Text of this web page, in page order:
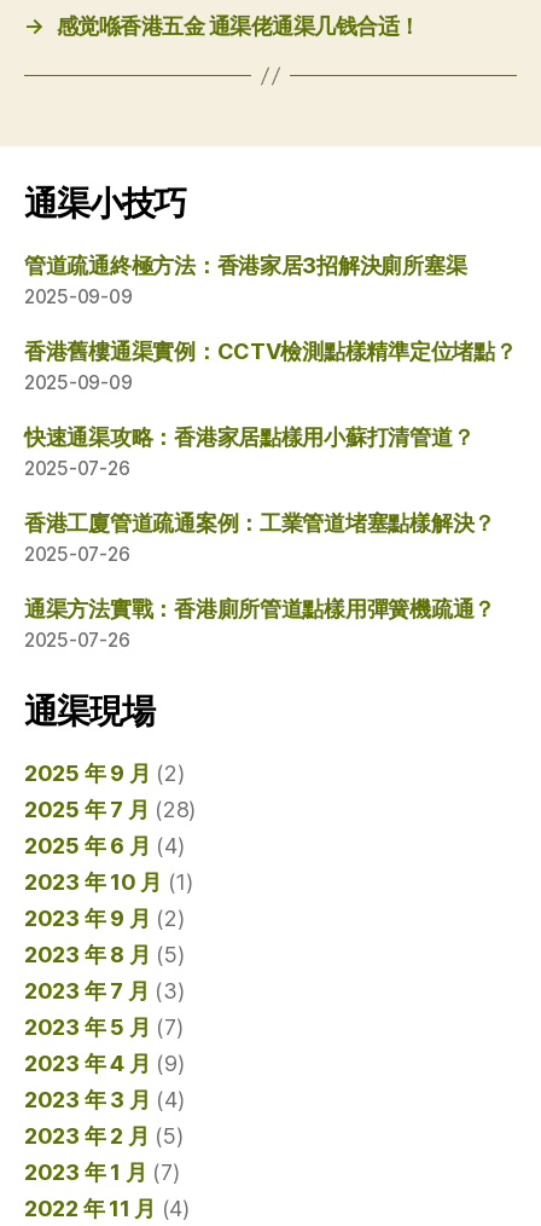
→ 感觉喺香港五金 通渠佬通渠几钱合适！
通渠小技巧
管道疏通終極方法：香港家居3招解決廁所塞渠
2025-09-09
香港舊樓通渠實例：CCTV檢測點樣精準定位堵點？
2025-09-09
快速通渠攻略：香港家居點樣用小蘇打清管道？
2025-07-26
香港工廈管道疏通案例：工業管道堵塞點樣解決？
2025-07-26
通渠方法實戰：香港廁所管道點樣用彈簧機疏通？
2025-07-26
通渠現場
2025 年 9 月 (2)
2025 年 7 月 (28)
2025 年 6 月 (4)
2023 年 10 月 (1)
2023 年 9 月 (2)
2023 年 8 月 (5)
2023 年 7 月 (3)
2023 年 5 月 (7)
2023 年 4 月 (9)
2023 年 3 月 (4)
2023 年 2 月 (5)
2023 年 1 月 (7)
2022 年 11 月 (4)